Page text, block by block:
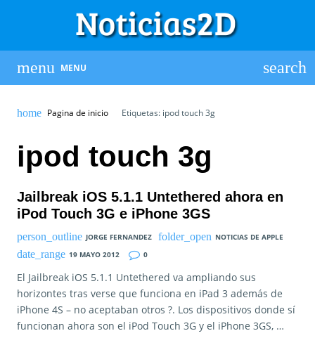
MENU
Pagina de inicio Etiquetas: ipod touch 3g
ipod touch 3g
Jailbreak iOS 5.1.1 Untethered ahora en
iPod Touch 3G e iPhone 3GS
JORGE FERNANDEZ
NOTICIAS DE APPLE
19 MAYO 2012
0
El Jailbreak iOS 5.1.1 Untethered va ampliando sus
horizontes tras verse que funciona en iPad 3 además de
iPhone 4S – no aceptaban otros ?. Los dispositivos donde sí
funcionan ahora son el iPod Touch 3G y el iPhone 3GS, …